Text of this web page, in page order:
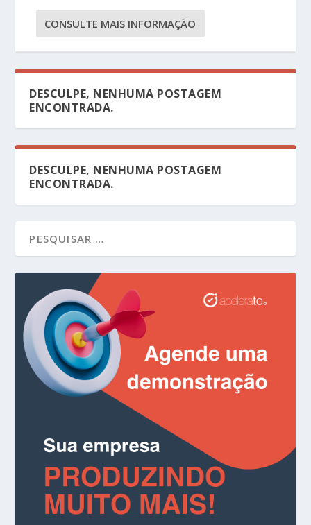
CONSULTE MAIS INFORMAÇÃO
DESCULPE, NENHUMA POSTAGEM
ENCONTRADA.
DESCULPE, NENHUMA POSTAGEM
ENCONTRADA.